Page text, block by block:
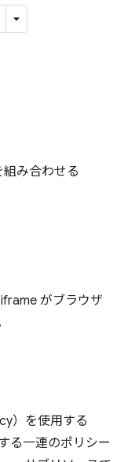
み合わせる
がブラウザ
）を使用する
る一連のポリシー